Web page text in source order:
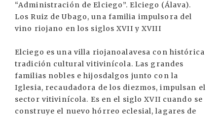
“Administración de Elciego”. Elciego (Álava).
Los Ruiz de Ubago, una familia impulsora del
vino riojano en los siglos XVII y XVIII
Elciego es una villa riojanoalavesa con histórica
tradición cultural vitivinícola. Las grandes
familias nobles e hijosdalgos junto con la
Iglesia, recaudadora de los diezmos, impulsan el
sector vitivinícola. Es en el siglo XVII cuando se
construye el nuevo hórreo eclesial, lagares de